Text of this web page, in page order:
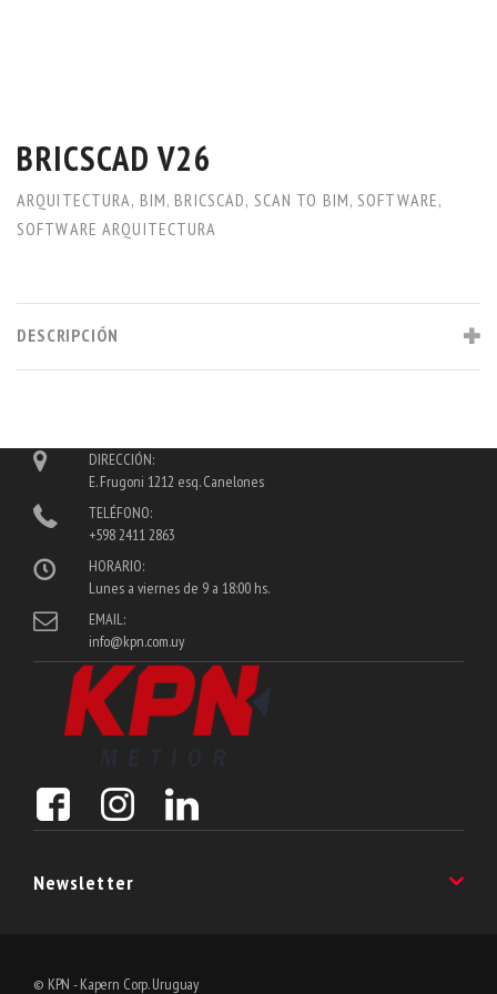
BRICSCAD V26
ARQUITECTURA, BIM, BRICSCAD, SCAN TO BIM, SOFTWARE,
SOFTWARE ARQUITECTURA
DESCRIPCIÓN
DIRECCIÓN:
E. Frugoni 1212 esq. Canelones
TELÉFONO:
+598 2411 2863
HORARIO:
Lunes a viernes de 9 a 18:00 hs.
EMAIL:
info@kpn.com.uy
Newsletter
© KPN - Kapern Corp. Uruguay